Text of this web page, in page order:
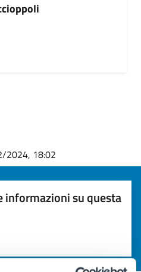
2024, 18:02
informazioni su questa
(da 1 a 5 stelle)
per valutare la chiarezza delle
su 5
5